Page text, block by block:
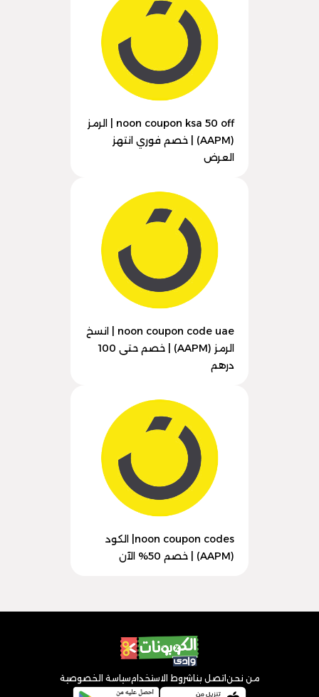
noon coupon ksa 50 off | الرمز
(AAPM) | خصم فوري انتهز
العرض
noon coupon code uae | انسخ
الرمز (AAPM) | خصم حتى 100
درهم
noon coupon codes| الكود
(AAPM) | خصم 50% الآن
من نحن اتصل بنا شروط الاستخدامسياسة الخصوصية